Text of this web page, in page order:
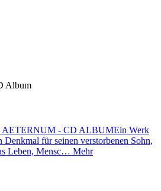
AETERNUM - CD ALBUMEin Werk
für seinen verstorbenen Sohn,
Leben, Mensc… Mehr